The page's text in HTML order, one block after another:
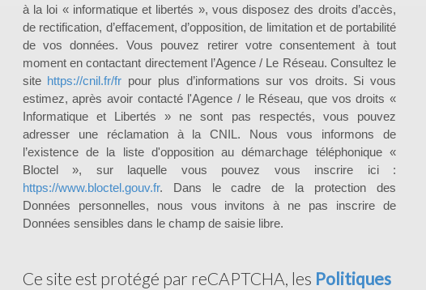
à la loi « informatique et libertés », vous disposez des droits d’accès,
de rectification, d’effacement, d’opposition, de limitation et de portabilité
de vos données. Vous pouvez retirer votre consentement à tout
moment en contactant directement l’Agence / Le Réseau. Consultez le
site https://cnil.fr/fr pour plus d’informations sur vos droits. Si vous
estimez, après avoir contacté l'Agence / le Réseau, que vos droits «
Informatique et Libertés » ne sont pas respectés, vous pouvez
adresser une réclamation à la CNIL. Nous vous informons de
l’existence de la liste d'opposition au démarchage téléphonique «
Bloctel », sur laquelle vous pouvez vous inscrire ici :
https://www.bloctel.gouv.fr. Dans le cadre de la protection des
Données personnelles, nous vous invitons à ne pas inscrire de
Données sensibles dans le champ de saisie libre.
Ce site est protégé par reCAPTCHA, les Politiques